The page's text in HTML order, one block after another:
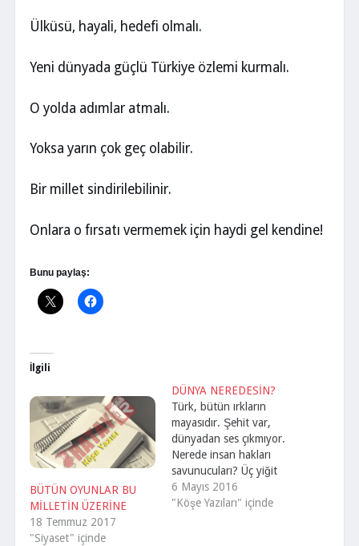
Ülküsü, hayali, hedefi olmalı.
Yeni dünyada güçlü Türkiye özlemi kurmalı.
O yolda adımlar atmalı.
Yoksa yarın çok geç olabilir.
Bir millet sindirilebilinir.
Onlara o fırsatı vermemek için haydi gel kendine!
Bunu paylaş:
İlgili
BÜTÜN OYUNLAR BU
MİLLETİN ÜZERİNE
18 Temmuz 2017
"Siyaset" içinde
DÜNYA NEREDESİN?
Türk, bütün ırkların
mayasıdır. Şehit var,
dünyadan ses çıkmıyor.
Nerede insan hakları
savunucuları? Üç yiğit
kahpece şehit oluyor.
Ülkemiz yine sahipsiz
6 Mayıs 2016
"Köşe Yazıları" içinde